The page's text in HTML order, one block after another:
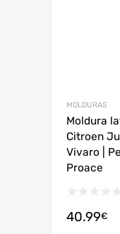
MOLDURAS
Moldura
Citroen
Vivaro |
Proace
40.99€